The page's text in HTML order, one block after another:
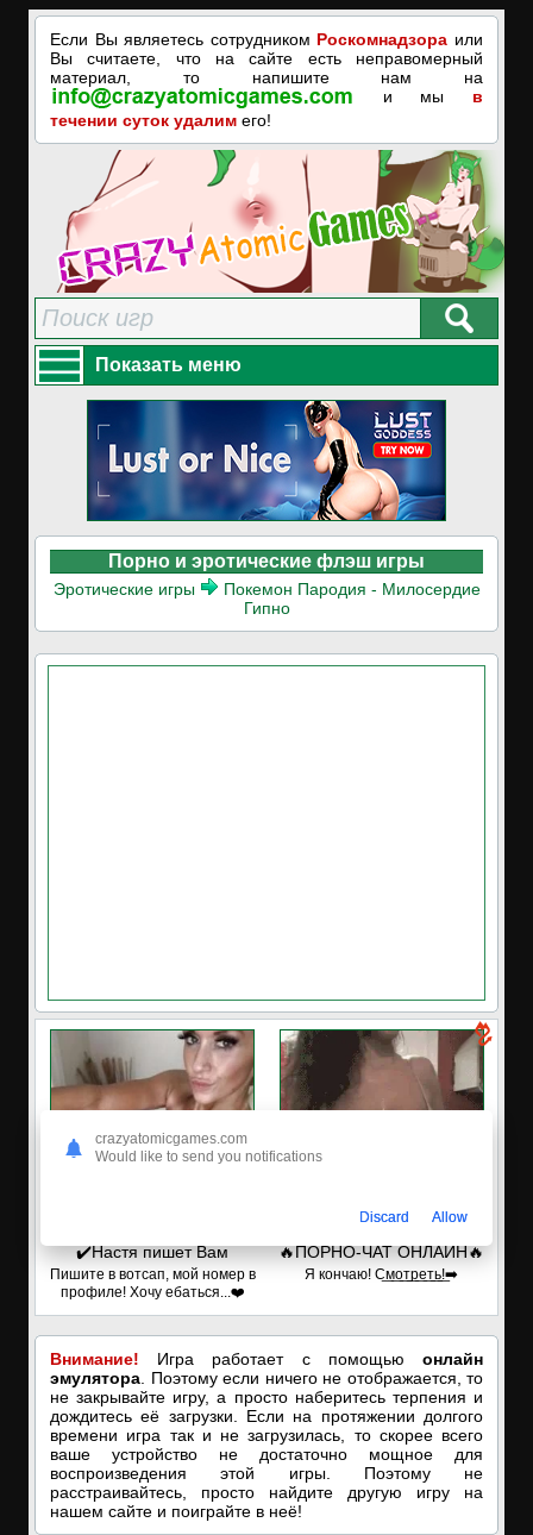
Если Вы являетесь сотрудником Роскомнадзора или
Вы считаете, что на сайте есть неправомерный
материал, то напишите нам на
и мы в
течении суток удалим его!
Показать меню
Порно и эротические флэш игры
Эротические игры
Покемон Пародия - Милосердие
Гипно
✔️Настя пишет Вам
Пишите в вотсап, мой номер в
профиле! Хочу ебаться...❤️
🔥ПОРНО-ЧАТ ОНЛАЙН🔥
Я кончаю! С͟м͟о͟т͟р͟е͟т͟ь͟!➡️
Внимание! Игра работает с помощью онлайн
эмулятора . Поэтому если ничего не отображается, то
не закрывайте игру, а просто наберитесь терпения и
дождитесь её загрузки. Если на протяжении долгого
времени игра так и не загрузилась, то скорее всего
ваше устройство не достаточно мощное для
воспроизведения этой игры. Поэтому не
расстраивайтесь, просто найдите другую игру на
нашем сайте и поиграйте в неё!
crazyatomicgames.com
Would like to send you notifications
Discard Allow